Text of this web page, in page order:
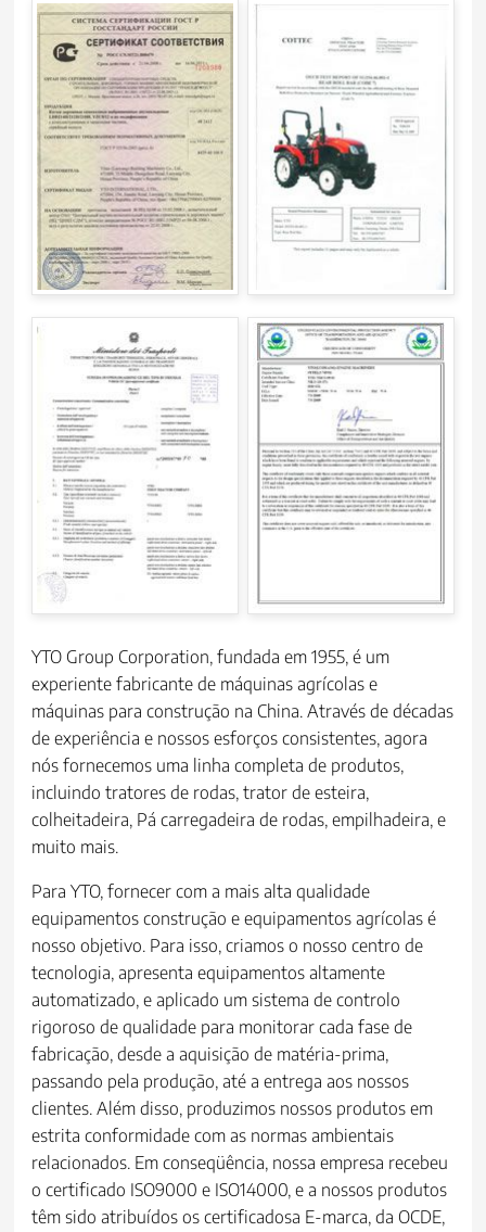
YTO Group Corporation, fundada em 1955, é um
experiente fabricante de máquinas agrícolas e
máquinas para construção na China. Através de décadas
de experiência e nossos esforços consistentes, agora
nós fornecemos uma linha completa de produtos,
incluindo tratores de rodas, trator de esteira,
colheitadeira, Pá carregadeira de rodas, empilhadeira, e
muito mais.
Para YTO, fornecer com a mais alta qualidade
equipamentos construção e equipamentos agrícolas é
nosso objetivo. Para isso, criamos o nosso centro de
tecnologia, apresenta equipamentos altamente
automatizado, e aplicado um sistema de controlo
rigoroso de qualidade para monitorar cada fase de
fabricação, desde a aquisição de matéria-prima,
passando pela produção, até a entrega aos nossos
clientes. Além disso, produzimos nossos produtos em
estrita conformidade com as normas ambientais
relacionados. Em conseqüência, nossa empresa recebeu
o certificado ISO9000 e ISO14000, e a nossos produtos
têm sido atribuídos os certificadosa E-marca, da OCDE,